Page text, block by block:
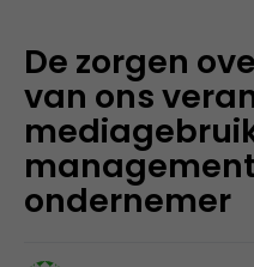
De zorgen
van ons
ondernemer